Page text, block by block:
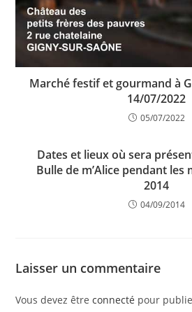
Marché festif et gourmand à
14/07/2022
05/07/2022
Dates et lieux où sera
Bulle de m’Alice pendant les
2014
04/09/2014
Laisser un commentaire
Vous devez êtreconnecté pour